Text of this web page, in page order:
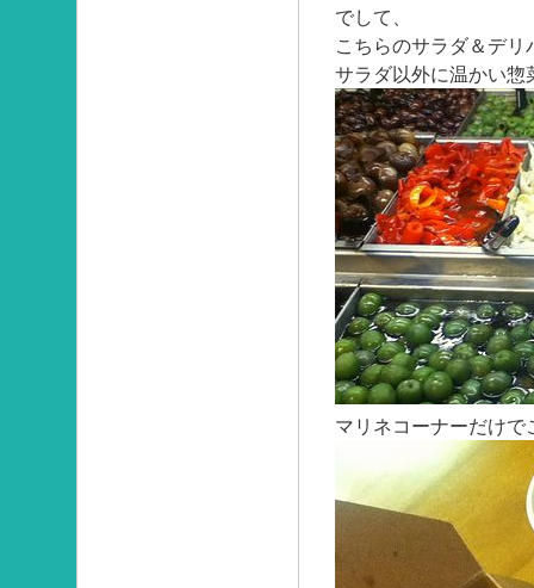
でして、
こちらのサラダ＆デ
サラダ以外に温かい惣
マリネコーナーだけで